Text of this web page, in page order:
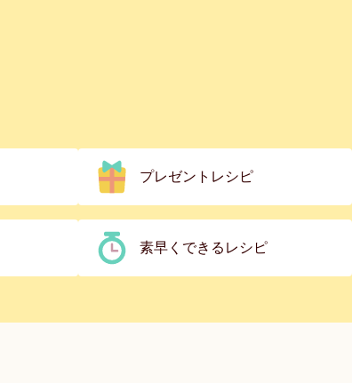
プレゼントレシピ
素早くできるレシピ